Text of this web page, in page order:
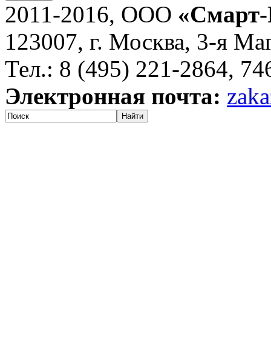
2011-2016, ООО
123007, г. Москва, 3-я
Тел.: 8 (495) 221-2864,
Электронная почта:
Найти